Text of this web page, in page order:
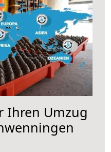
Ihren Umzug